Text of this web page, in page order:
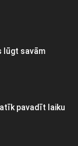
lūgt savām
pavadīt laiku